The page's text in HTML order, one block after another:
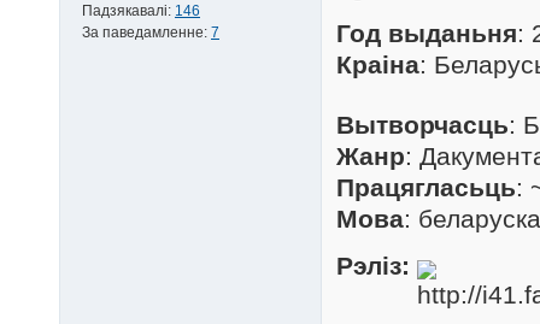
Падзякавалі: 146
За паведамленне: 7 Год выданьня:
Краіна:
Вытворчасць:
Жанр:
Працягласьць:
Мова:
Рэліз: